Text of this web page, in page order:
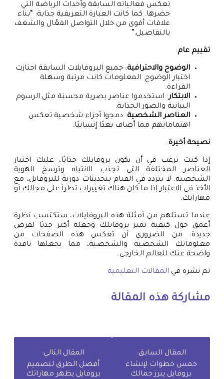
تعكس فعالياته السابقة وأحداث الرياضة التي
حضرها. كما كانت العبارة التعريفية جذابة: “بناء
علاقات أقوى من خلال التواصل الفعّال والشغف
بالتفاصيل.”
تقييم عام:
الوضوح والاحترافية: جميع البروفايلات السابقة اجتازت
اختبار الوضوح. المعلومات كانت مرتبة وسهلة
القراءة.
الابتكار: استخدموا عناصر بصرية محسنة مثل الرسوم
البيانية والصور الجذابة.
العناصر الشخصية: دمجوا أجزاء شخصية تعكس
اهتماماتهم مما أضاف بعدًا إنسانيًا.
نصيحة أخيرة:
إذا كنت ترغب في أن يكون بروفايلك جذابًا، عليك اختبار
العناصر المختلفة التي تجذب الانتباه وترسخ الهوية
الشخصية. لا تتردد في القيام بتحديثات دورية للبروفايل، مع
الأخذ في الاعتبار إذا ما كان هناك تغييرات تطرأ على مجالك أو
مهاراتك.
عندما تستلهم من أمثلة هذه البروفايلات، ستكتسب نظرة
أعمق حول كيفية تميز بروفايلك وجعله أكثر جذبًا لفرص
جديدة. من الضروري أن تعكس هذه الصفحات من
معلوماتك الشخصية والشخصية، مما يجعلها نافذة
واضحة عنك للعالم الخارجي.
تم نشره في المقالات التعليمية
مشاركة هذه المقالة
المقال السابق:
خمس خطوات لإنشاء
بروفايل يبرز جمالك
المقال التالي:
أفضل الطرق لتصميم
بروفايل يظهر مهاراتك